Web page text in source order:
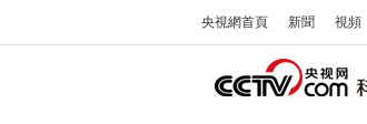
央視網首頁 新聞 視頻